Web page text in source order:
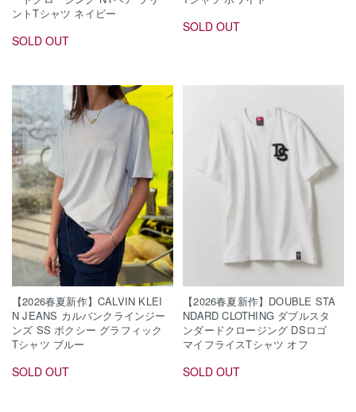
ントTシャツ ネイビー
SOLD OUT
SOLD OUT
【2026春夏新作】CALVIN KLEI
N JEANS カルバンクラインジー
ンズ SS ボクシー グラフィック
Tシャツ ブルー
SOLD OUT
【2026春夏新作】DOUBLE STA
NDARD CLOTHING ダブルスタ
ンダードクロージング DSロゴ
マイフライスTシャツ オフ
SOLD OUT